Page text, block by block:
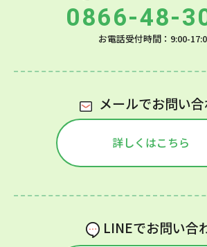
0866-48-
お電話受付時間：9:00-
メールでお問い
詳しくはこちら
LINEでお問い合